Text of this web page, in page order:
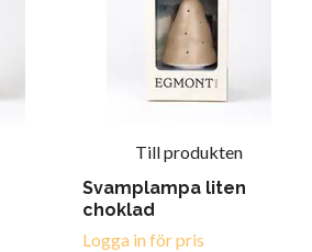
Till produkten
Svamplampa liten
choklad
Logga in för pris